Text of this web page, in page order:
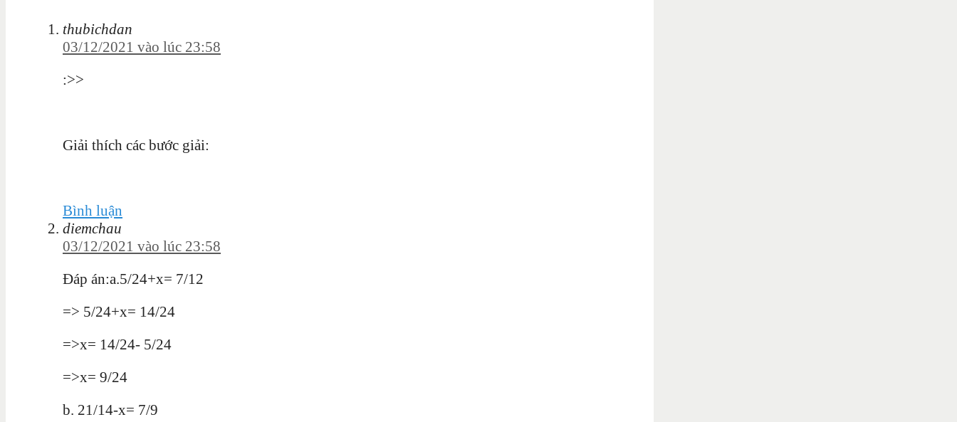
thubichdan
03/12/2021 vào lúc 23:58
:>>
Giải thích các bước giải:
Bình luận
diemchau
03/12/2021 vào lúc 23:58
Đáp án:a.5/24+x= 7/12
=> 5/24+x= 14/24
=>x= 14/24- 5/24
=>x= 9/24
b. 21/14-x= 7/9